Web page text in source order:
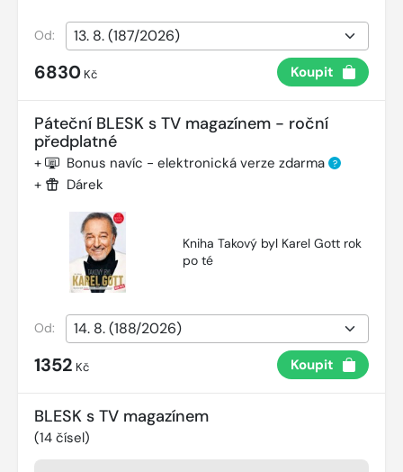
Od:
6830 Kč Koupit
Páteční BLESK s TV magazínem - roční
předplatné
+ Bonus navíc - elektronická verze zdarma ?
+ Dárek
Kniha Takový byl Karel Gott rok
po té
Od:
1352 Kč Koupit
BLESK s TV magazínem
(14 čísel)